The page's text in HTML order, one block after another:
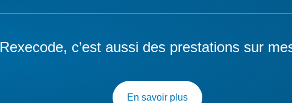
Rexecode, c’est aussi des prestations sur
En savoir plus